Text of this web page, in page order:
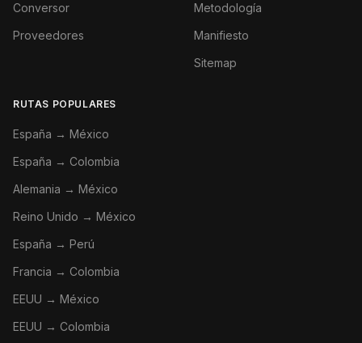
Conversor
Proveedores
Metodología
Manifiesto
Sitemap
RUTAS POPULARES
España → México
España → Colombia
Alemania → México
Reino Unido → México
España → Perú
Francia → Colombia
EEUU → México
EEUU → Colombia